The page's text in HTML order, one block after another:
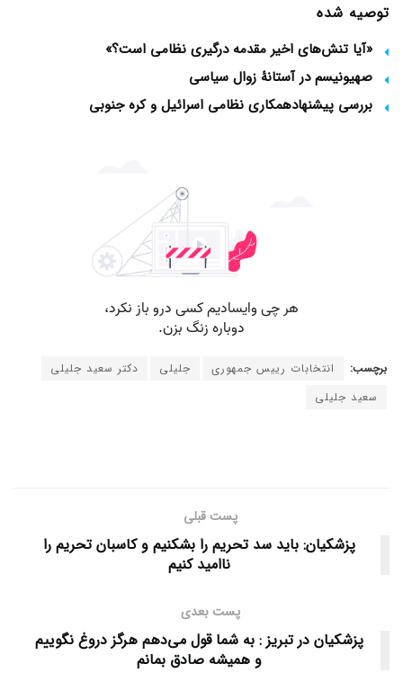
توصیه شده
«آیا تنش‌های اخیر مقدمه درگیری نظامی است؟»
صهیونیسم در آستانۀ زوال سیاسی
بررسی پیشنهادهمکاری نظامی اسرائیل و کره جنوبی
برچسب: انتخابات رییس جمهوری جلیلی
دکتر سعید جلیلی
سعید جلیلی
پست قبلی
پزشکیان: باید سد تحریم را بشکنیم و کاسبان تحریم را
ناامید کنیم
پست بعدی
پزشکیان در تبریز : به شما قول می‌دهم هرگز دروغ نگوییم
و همیشه صادق بمانم